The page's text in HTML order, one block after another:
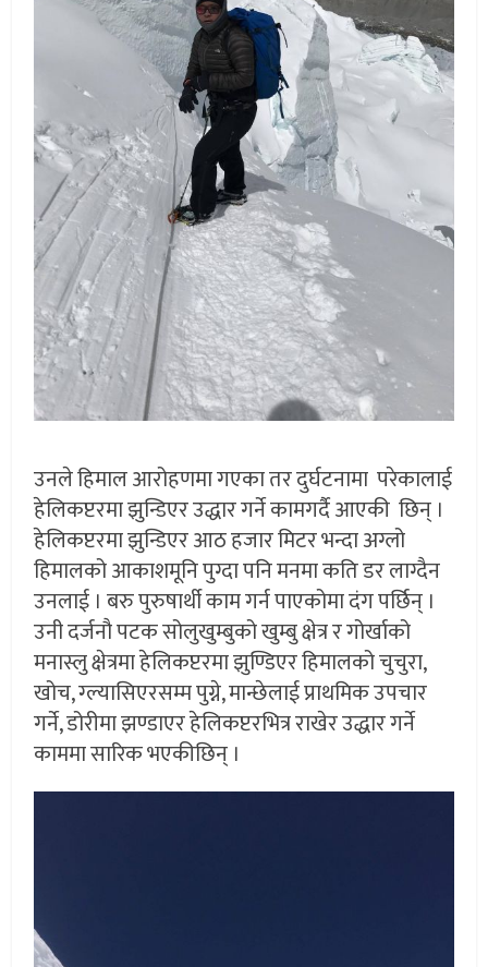
उनले हिमाल आरोहणमा गएका तर दुर्घटनामा परेकालाई
हेलिकप्टरमा झुन्डिएर उद्धार गर्ने कामगर्दै आएकी छिन् ।
हेलिकप्टरमा झुन्डिएर आठ हजार मिटर भन्दा अग्लो
हिमालको आकाशमूनि पुग्दा पनि मनमा कति डर लाग्दैन
उनलाई । बरु पुरुषार्थी काम गर्न पाएकोमा दंग पर्छिन् ।
उनी दर्जनौ पटक सोलुखुम्बुको खुम्बु क्षेत्र र गोर्खाको
मनास्लु क्षेत्रमा हेलिकप्टरमा झुण्डिएर हिमालको चुचुरा,
खोच, ग्ल्यासिएरसम्म पुग्ने, मान्छेलाई प्राथमिक उपचार
गर्ने, डोरीमा झण्डाएर हेलिकप्टरभित्र राखेर उद्धार गर्ने
काममा सारिक भएकीछिन् ।